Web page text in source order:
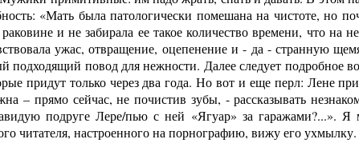
«Мать была патологически помешана на чистоте, но
и не забирала ее такое количество времени, что на
ужас, отвращение, оцепенение и - да - странную
подходящий повод для нежности. Далее следует подробное
придут только через два года. Но вот и еще перл: Лене
– прямо сейчас, не почистив зубы, - рассказывать
подруге Лере/пью с ней «Ягуар» за гаражами?...».
читателя, настроенного на порнографию, вижу его ухмылку.